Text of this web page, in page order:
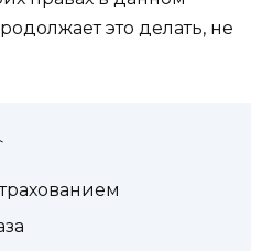
это делать, не